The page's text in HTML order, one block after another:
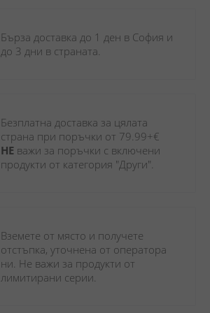
Бърза доставка до 1 ден в София и
до 3 дни в страната.
Безплатна доставка за цялата
НЕ важи за поръчки с включени
продукти от категория "Други".
Вземете от място и получете
отстъпка, уточнена от оператора
ни. Не важи за продукти от
лимитирани серии.